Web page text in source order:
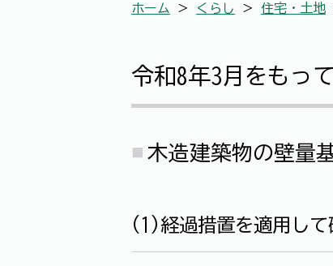
ホーム ＞ くらし ＞ 住宅・土地
令和8年3月をもっ
木造建築物の壁量
(1)経過措置を適用して